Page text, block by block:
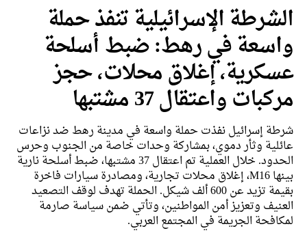
الإسرائيلية تنفذ حملة
في رهط: ضبط أسلحة
إغلاق محلات، حجز
واعتقال 37 مشتبها
إسرائيل نفذت حملة واسعة في مدينة رهط ضد نزاعات
وثأر دموي، بمشاركة وحدات خاصة من الجنوب وحرس
الحدود. خلال العملية تم اعتقال 37 مشتبها، ضبط أسلحة نارية
بينها M16، إغلاق محلات تجارية، ومصادرة سيارات فاخرة
بقيمة تزيد عن 600 ألف شيكل. الحملة تهدف لوقف التصعيد
وتعزيز أمن المواطنين، وتأتي ضمن سياسة صارمة
الجريمة في المجتمع العربي.